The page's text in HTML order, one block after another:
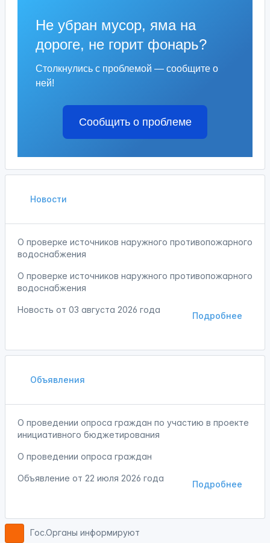
Не убран мусор, яма на
дороге, не горит фонарь?
Столкнулись с проблемой — сообщите о
ней!
Сообщить о проблеме
Новости
О проверке источников наружного противопожарного
водоснабжения
О проверке источников наружного противопожарного
водоснабжения
Подробнее
Новость от 03 августа 2026 года
Объявления
О проведении опроса граждан по участию в проекте
инициативного бюджетирования
О проведении опроса граждан
Подробнее
Объявление от 22 июля 2026 года
Гос.Органы информируют